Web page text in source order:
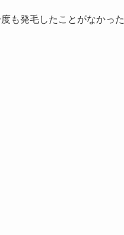
も発毛したことがなかった